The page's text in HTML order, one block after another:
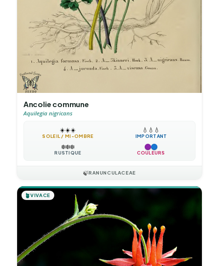
Ancolie commune
Aquilegia nigricans
☀️☀️☀️
SOLEIL / MI-OMBRE
💧 💧 💧
IMPORTANT
❄️❄️❄️
RUSTIQUE COULEURS
🍃RANUNCULACEAE
🪴VIVACE